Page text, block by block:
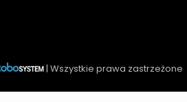
| Wszystkie prawa zastrzeżone